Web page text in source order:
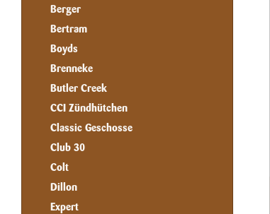
Berger
Bertram
Boyds
Brenneke
Butler Creek
CCI Zündhütchen
Classic Geschosse
Club 30
Colt
Dillon
Expert